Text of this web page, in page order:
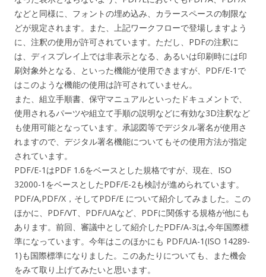
などと同様に、フォントの埋め込み、カラースペースの制限な
どが規定されます。また、上記ワークフローで登場しますよう
に、注釈の使用が許可されています。ただし、PDFの注釈に
は、ディスプレイ上では非表示となる、あるいは印刷時には印
刷対象外となる、といった機能が使用できますが、PDF/E-1で
はこのような機能の使用は許可されていません。
また、組立手順書、保守マニュアルといったドキュメントで、
使用されるパーツや組立て手順の説明などに有効な3D注釈など
も使用可能となっています。承認図等でデジタル署名が使用さ
れますので、デジタル署名機能についてもその使用方法が指定
されています。
PDF/E-1はPDF 1.6をベースとした規格ですが、現在、ISO
32000-1をベースとしたPDF/E-2も検討が進められています。
PDF/A,PDF/X，そしてPDF/E について紹介してみました。この
ほかに、PDF/VT、PDF/UAなど、PDFに関係する規格が他にも
あります。前回、審議中として紹介したPDF/A-3は,今年国際標
準になっています。今年はこのほかにも PDF/UA-1(ISO 14289-
1)も国際標準になりました。このあたりについても、また機会
をみて取り上げてみたいと思います。